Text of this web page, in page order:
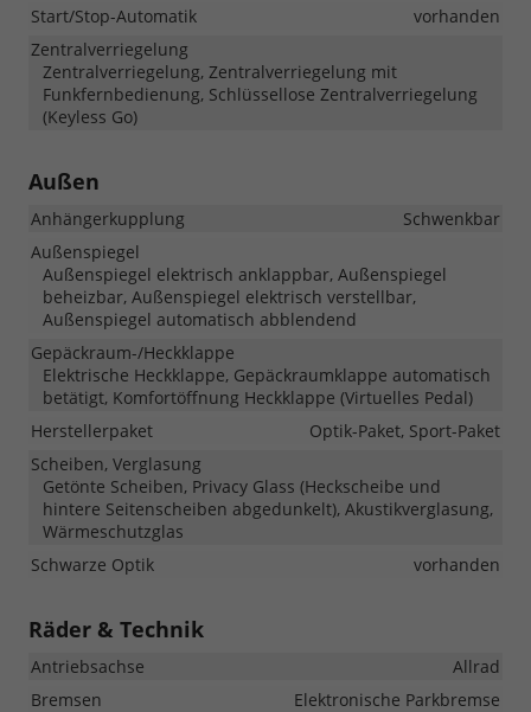
Start/Stop-Automatik
vorhanden
Zentralverriegelung
Zentralverriegelung, Zentralverriegelung mit
Funkfernbedienung, Schlüssellose Zentralverriegelung
(Keyless Go)
Außen
Anhängerkupplung
Schwenkbar
Außenspiegel
Außenspiegel elektrisch anklappbar, Außenspiegel
beheizbar, Außenspiegel elektrisch verstellbar,
Außenspiegel automatisch abblendend
Gepäckraum-/Heckklappe
Elektrische Heckklappe, Gepäckraumklappe automatisch
betätigt, Komfortöffnung Heckklappe (Virtuelles Pedal)
Herstellerpaket
Optik-Paket, Sport-Paket
Scheiben, Verglasung
Getönte Scheiben, Privacy Glass (Heckscheibe und
hintere Seitenscheiben abgedunkelt), Akustikverglasung,
Wärmeschutzglas
Schwarze Optik
vorhanden
Räder & Technik
Antriebsachse
Allrad
Bremsen
Elektronische Parkbremse